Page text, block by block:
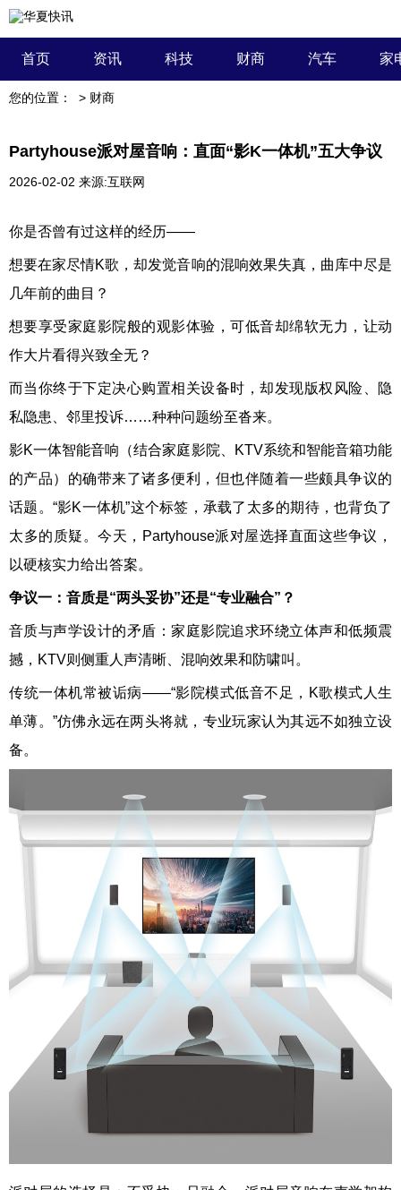
首页 资讯 科技 财商 汽车 家
您的位置： > 财商
Partyhouse派对屋音响：直面“影K一体机”五大争议
2026-02-02 来源:互联网
你是否曾有过这样的经历——
想要在家尽情K歌，却发觉音响的混响效果失真，曲库中尽是
几年前的曲目？
想要享受家庭影院般的观影体验，可低音却绵软无力，让动
作大片看得兴致全无？
而当你终于下定决心购置相关设备时，却发现版权风险、隐
私隐患、邻里投诉……种种问题纷至沓来。
影K一体智能音响（结合家庭影院、KTV系统和智能音箱功能
的产品）的确带来了诸多便利，但也伴随着一些颇具争议的
话题。“影K一体机”这个标签，承载了太多的期待，也背负了
太多的质疑。今天，Partyhouse派对屋选择直面这些争议，
以硬核实力给出答案。
争议一：音质是“两头妥协”还是“专业融合”？
音质与声学设计的矛盾：家庭影院追求环绕立体声和低频震
撼，KTV则侧重人声清晰、混响效果和防啸叫。
传统一体机常被诟病——“影院模式低音不足，K歌模式人生
单薄。”仿佛永远在两头将就，专业玩家认为其远不如独立设
备。